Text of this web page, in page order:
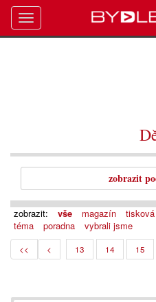
zobrazit
zobrazit: vše magazín
téma
poradna vybrali jsme
<< < 13 14 15
Toggle
navigation